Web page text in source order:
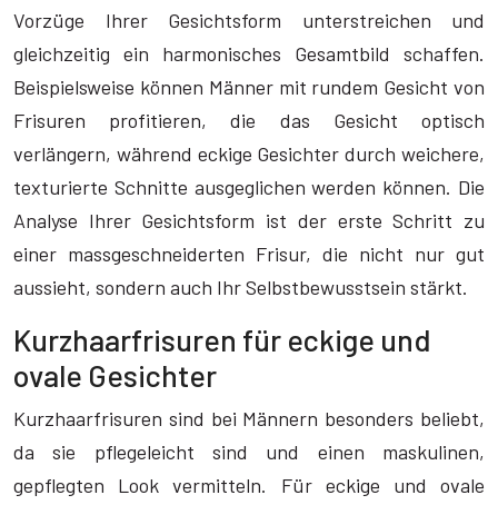
Vorzüge Ihrer Gesichtsform unterstreichen und
gleichzeitig ein harmonisches Gesamtbild schaffen.
Beispielsweise können Männer mit rundem Gesicht von
Frisuren profitieren, die das Gesicht optisch
verlängern, während eckige Gesichter durch weichere,
texturierte Schnitte ausgeglichen werden können. Die
Analyse Ihrer Gesichtsform ist der erste Schritt zu
einer massgeschneiderten Frisur, die nicht nur gut
aussieht, sondern auch Ihr Selbstbewusstsein stärkt.
Kurzhaarfrisuren für eckige und
ovale Gesichter
Kurzhaarfrisuren sind bei Männern besonders beliebt,
da sie pflegeleicht sind und einen maskulinen,
gepflegten Look vermitteln. Für eckige und ovale